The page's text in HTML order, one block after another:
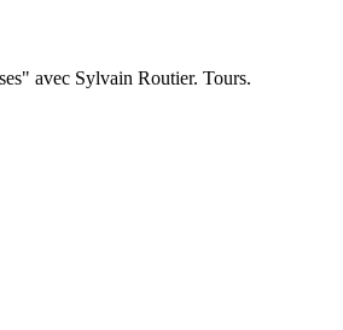
avec Sylvain Routier. Tours.